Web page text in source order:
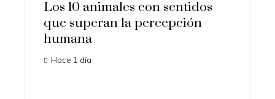
con sentidos
la percepción
Las 15 misiones
importantes que